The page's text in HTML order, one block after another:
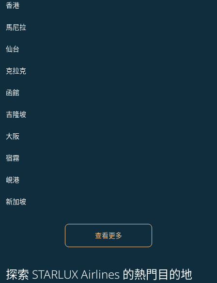
香港
馬尼拉
仙台
克拉克
函館
吉隆坡
大阪
宿霧
峴港
新加坡
查看更多
探索 STARLUX Airlines 的熱門目的地